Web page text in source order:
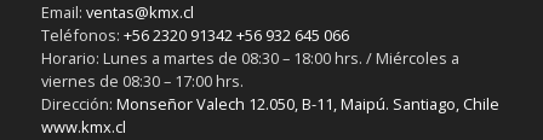
Email: ventas@kmx.cl
Teléfonos: +56 2320 91342+56 932 645 066
Horario: Lunes a martes de 08:30 – 18:00 hrs. / Miércoles a
viernes de 08:30 – 17:00 hrs.
Dirección: Monseñor Valech 12.050, B-11, Maipú. Santiago, Chile
www.kmx.cl